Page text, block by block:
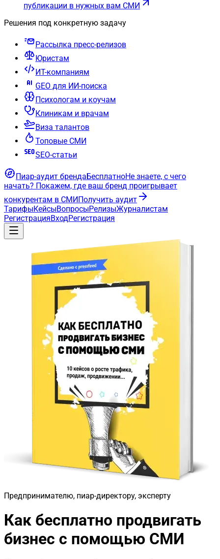
публикации в нужных вам СМИ
Решения под конкретную задачу
Рассылка пресс-релизов
Юристам
ИТ-компаниям
GEO для ИИ-поиска
Психологам и коучам
Клиникам и врачам
Виза талантов
Топовые СМИ
SEO-статьи
Пиар-аудит брендаБесплатноНе знаете, с чего
начать? Покажем, где ваш бренд проигрывает
конкурентам в СМИПолучить аудит
ТарифыКейсыВопросыРелизыЖурналистам
РегистрацияВходРегистрация
Предпринимателю, пиар-директору, эксперту
Как бесплатно продвигать
бизнес с помощью СМИ